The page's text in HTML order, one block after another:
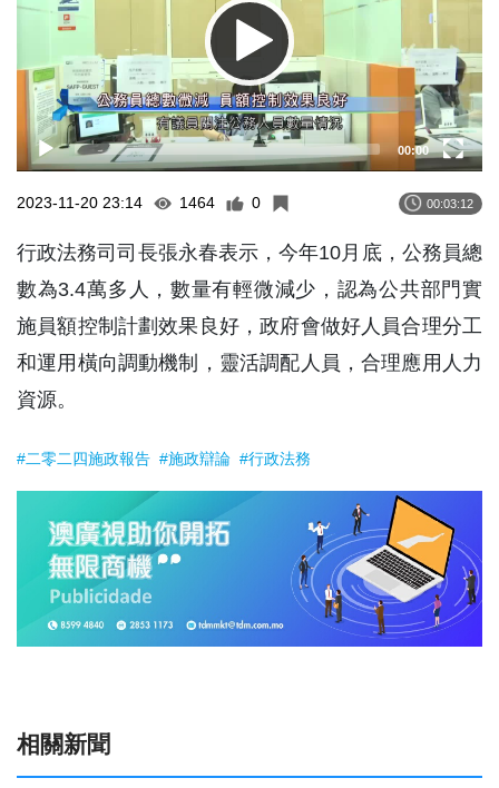
00:00
2023-11-20 23:14 1464 0 00:03:12
行政法務司司長張永春表示，今年10月底，公務員總
數為3.4萬多人，數量有輕微減少，認為公共部門實
施員額控制計劃效果良好，政府會做好人員合理分工
和運用橫向調動機制，靈活調配人員，合理應用人力
資源。
#二零二四施政報告 #施政辯論 #行政法務
相關新聞